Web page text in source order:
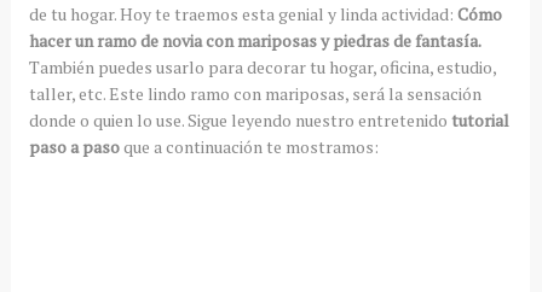
de tu hogar. Hoy te traemos esta genial y linda actividad: Cómo
hacer un ramo de novia con mariposas y piedras de fantasía.
También puedes usarlo para decorar tu hogar, oficina, estudio,
taller, etc. Este lindo ramo con mariposas, será la sensación
donde o quien lo use. Sigue leyendo nuestro entretenido tutorial
paso a pasoque a continuación te mostramos: